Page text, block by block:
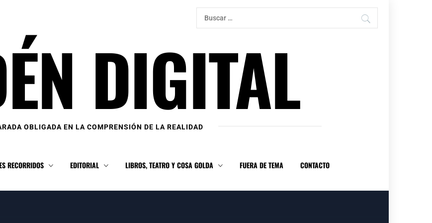
Buscar:
DIGITAL
OBLIGADA EN LA COMPRENSIÓN DE LA REALIDAD
RECORRIDOS EDITORIAL LIBROS, TEATRO Y COSA GOLDA FUERA DE TEMA CONTACTO